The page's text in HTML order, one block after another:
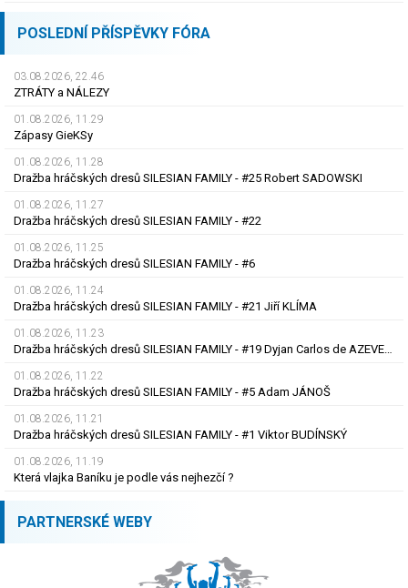
POSLEDNÍ PŘÍSPĚVKY FÓRA
03.08.2026, 22.46
ZTRÁTY a NÁLEZY
01.08.2026, 11.29
Zápasy GieKSy
01.08.2026, 11.28
Dražba hráčských dresů SILESIAN FAMILY - #25 Robert SADOWSKI
01.08.2026, 11.27
Dražba hráčských dresů SILESIAN FAMILY - #22
01.08.2026, 11.25
Dražba hráčských dresů SILESIAN FAMILY - #6
01.08.2026, 11.24
Dražba hráčských dresů SILESIAN FAMILY - #21 Jiří KLÍMA
01.08.2026, 11.23
Dražba hráčských dresů SILESIAN FAMILY - #19 Dyjan Carlos de AZEVEDO
01.08.2026, 11.22
Dražba hráčských dresů SILESIAN FAMILY - #5 Adam JÁNOŠ
01.08.2026, 11.21
Dražba hráčských dresů SILESIAN FAMILY - #1 Viktor BUDÍNSKÝ
01.08.2026, 11.19
Která vlajka Baníku je podle vás nejhezčí ?
PARTNERSKÉ WEBY